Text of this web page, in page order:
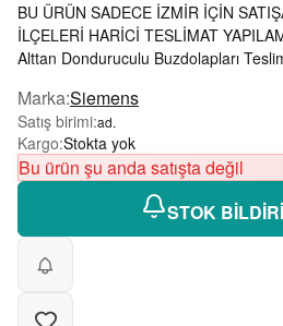
BU ÜRÜN SADECE İZMİR İÇİN
İLÇELERİ HARİCİ TESLİMAT
Alttan Donduruculu Buzdolapları
Marka:Siemens
Satış birimi:ad.
Kargo:Stokta yok
Bu ürün şu anda satışta değil
STOK